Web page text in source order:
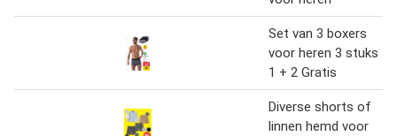
Set van 3 boxers
voor heren 3 stuks
1 + 2 Gratis
Diverse shorts of
linnen hemd voor